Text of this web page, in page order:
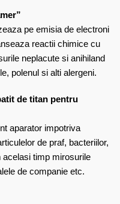
pe emisia de electroni
reactii chimice cu
neplacute si anihiland
polenul si alti alergeni.
de titan pentru
aparator impotriva
de praf, bacteriilor,
acelasi timp mirosurile
de companie etc.